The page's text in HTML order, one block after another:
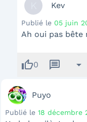
Kev
Publié le 05 juin
Ah oui pas
thumb_up0 message arrow_drop_down
Puyo
Publié le 18 décembre